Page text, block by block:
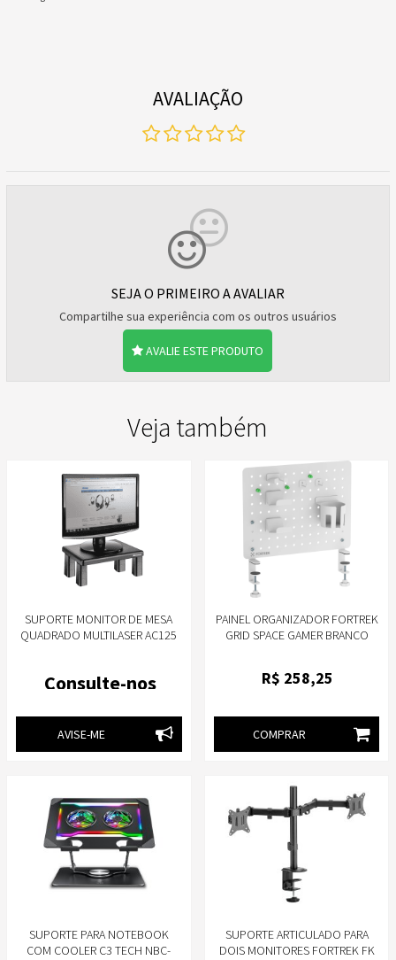
AVALIAÇÃO
SEJA O PRIMEIRO A AVALIAR
Compartilhe sua experiência com os outros usuários
AVALIE ESTE PRODUTO
Veja também
SUPORTE MONITOR DE MESA
QUADRADO MULTILASER AC125
Consulte-nos
AVISE-ME
PAINEL ORGANIZADOR FORTREK
GRID SPACE GAMER BRANCO
R$ 258,25
COMPRAR
SUPORTE PARA NOTEBOOK
COM COOLER C3 TECH NBC-
SUPORTE ARTICULADO PARA
DOIS MONITORES FORTREK FK